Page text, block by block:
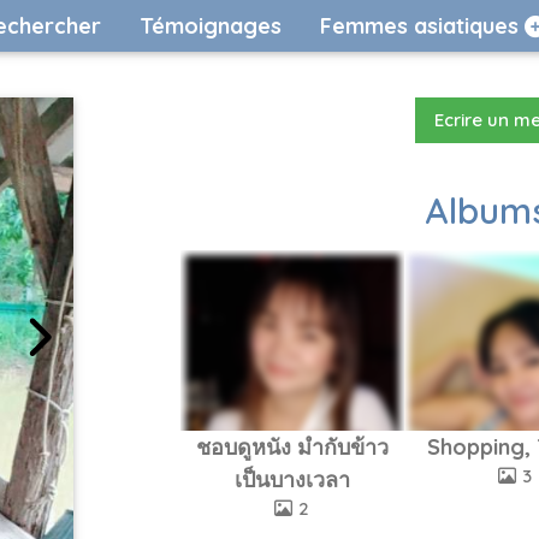
Témoignages Femmes asiatiques
Ecrire un
ชอบดูหนัง มำกับข้าว
เป็นบางเวลา
2
Shopping,
3